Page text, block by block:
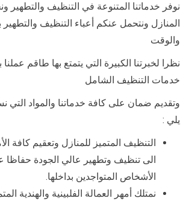
نوفر خدماتنا المتنوعة في التنظيف والتطهير
المنازل ونتحمل عنكم أعباء التنظيف والتطهير
والوقت
نظرا لخبرتنا الكبيرة التي يتمتع بها طاقم
خدمات التنظيف الشامل
وتقديم ضمان على كافة خدماتنا والمواد التي
يلي :
التنظيف المتميز للمنازل وتعقيم كافة
الى تنظيف وتطهير عالي الجودة حفاظا
الأشخاص المتواجدين بداخلها.
نمتلك أمهر العمالة الفلبينية والهندية